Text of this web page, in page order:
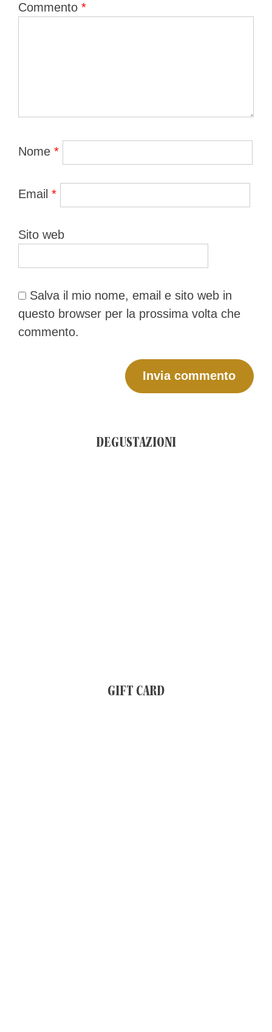
Commento *
Nome *
Email *
Sito web
Salva il mio nome, email e sito web in
questo browser per la prossima volta che
commento.
DEGUSTAZIONI
GIFT CARD